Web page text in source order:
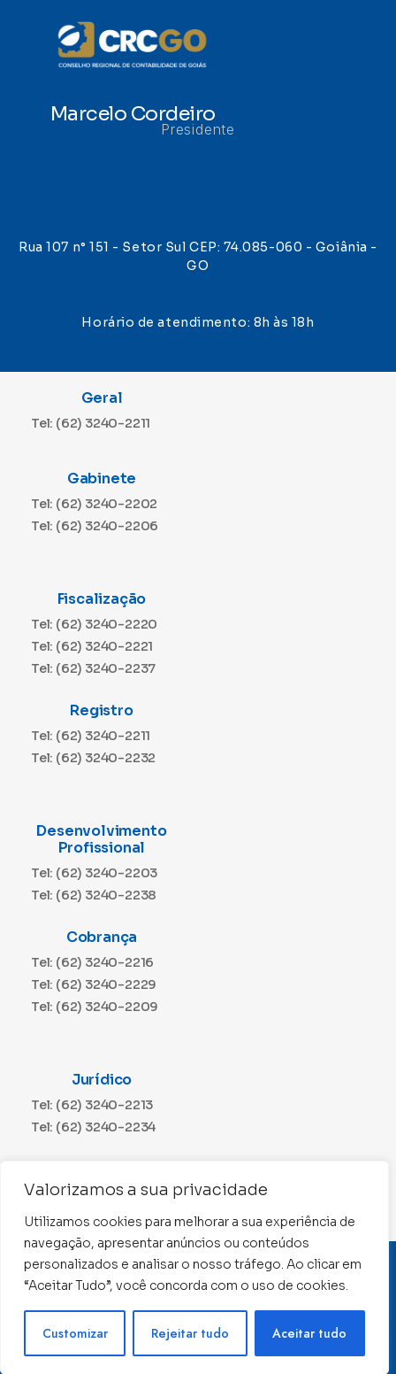
Valorizamos a sua privacidade
Utilizamos cookies para melhorar a sua experiência de
navegação, apresentar anúncios ou conteúdos
personalizados e analisar o nosso tráfego. Ao clicar em
“Aceitar Tudo”, você concorda com o uso de cookies.
Customizar Rejeitar tudo Aceitar tudo
Marcelo Cordeiro
Presidente
Rua 107 n° 151 - Setor Sul CEP: 74.085-060 - Goiânia -
GO
Horário de atendimento: 8h às 18h
Geral
Tel: (62) 3240-2211
Gabinete
Tel: (62) 3240-2202
Tel: (62) 3240-2206
Fiscalização
Tel: (62) 3240-2220
Tel: (62) 3240-2221
Tel: (62) 3240-2237
Registro
Tel: (62) 3240-2211
Tel: (62) 3240-2232
Desenvolvimento
Profissional
Tel: (62) 3240-2203
Tel: (62) 3240-2238
Cobrança
Tel: (62) 3240-2216
Tel: (62) 3240-2229
Tel: (62) 3240-2209
Jurídico
Tel: (62) 3240-2213
Tel: (62) 3240-2234
Tel: (62) 3240-2230
CNPJ: 01.015.676/0001-11
Conselho Regional de Contabilidade de Goiás 2022 –
Todos os direitos reservados
Desenvolvido por:
Precisa de ajuda ?